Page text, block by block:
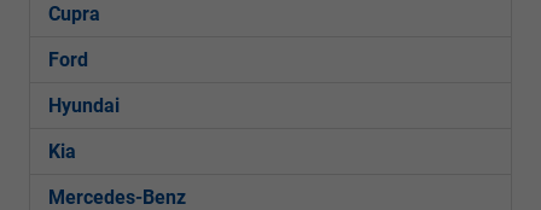
Cupra
Ford
Hyundai
Kia
Mercedes-Benz